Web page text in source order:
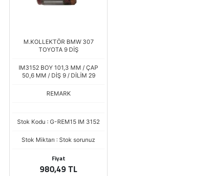
M.KOLLEKTÖR BMW 307
TOYOTA 9 DİŞ
IM3152 BOY 101,3 MM / ÇAP
50,6 MM / DİŞ 9 / DİLİM 29
REMARK
Stok Kodu : G-REM15 IM 3152
Stok Miktarı : Stok sorunuz
Fiyat
980,49 TL